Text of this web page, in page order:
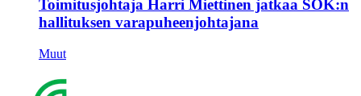
Toimitusjohtaja Harri Miettinen jatkaa SOK:n
hallituksen varapuheenjohtajana
Muut